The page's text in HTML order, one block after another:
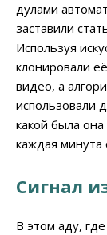
дулами
заставили
Используя
клонировали
видео, а
использовали
какой была
каждая минута
Сигнал
В этом аду,